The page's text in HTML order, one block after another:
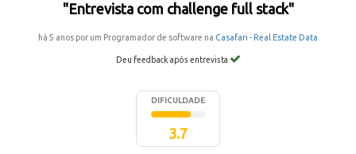
"Entrevista com challenge full stack"
há 5 anos por um Programador de software na Casafari - Real Estate Data
Deu feedback após entrevista
DIFICULDADE
3.7